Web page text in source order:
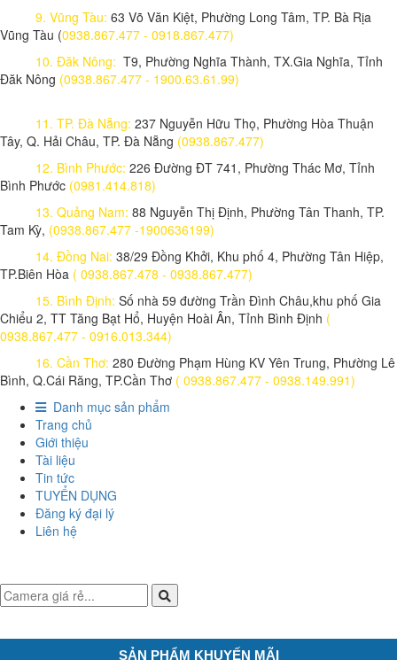
9. Vũng Tàu: 63 Võ Văn Kiệt, Phường Long Tâm, TP. Bà Rịa
Vũng Tàu (0938.867.477 - 0918.867.477)
10. Đăk Nông: T9, Phường Nghĩa Thành, TX.Gia Nghĩa, Tỉnh
Đăk Nông (0938.867.477 - 1900.63.61.99)
11. TP. Đà Nẵng: 237 Nguyễn Hữu Thọ, Phường Hòa Thuận
Tây, Q. Hải Châu, TP. Đà Nẵng (0938.867.477)
12. Bình Phước: 226 Đường ĐT 741, Phường Thác Mơ, Tỉnh
Bình Phước (0981.414.818)
13. Quảng Nam: 88 Nguyễn Thị Định, Phường Tân Thanh, TP.
Tam Kỳ, (0938.867.477 -1900636199)
14. Đồng Nai: 38/29 Đồng Khởi, Khu phố 4, Phường Tân Hiệp,
TP.Biên Hòa ( 0938.867.478 - 0938.867.477)
15. Bình Định: Số nhà 59 đường Trần Đình Châu,khu phố Gia
Chiểu 2, TT Tăng Bạt Hổ, Huyện Hoài Ân, Tỉnh Bình Định (
0938.867.477 - 0916.013.344)
16. Cần Thơ: 280 Đường Phạm Hùng KV Yên Trung, Phường Lê
Bình, Q.Cái Răng, TP.Cần Thơ ( 0938.867.477 - 0938.149.991)
Danh mục sản phẩm
Trang chủ
Giới thiệu
Tài liệu
Tin tức
TUYỂN DỤNG
Đăng ký đại lý
Liên hệ
SẢN PHẨM KHUYẾN MÃI